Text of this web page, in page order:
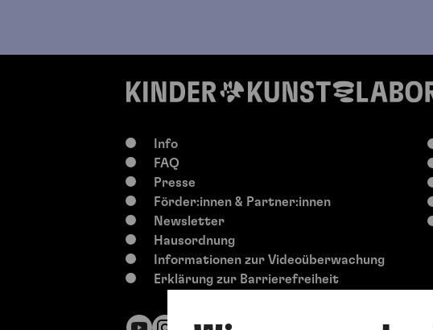
0-
Info
FAQ
Presse
Förder:innen & Partner:innen
Newsletter
Hausordnung
Informationen zur Videoüberwachung
Erklärung zur Barrierefreiheit